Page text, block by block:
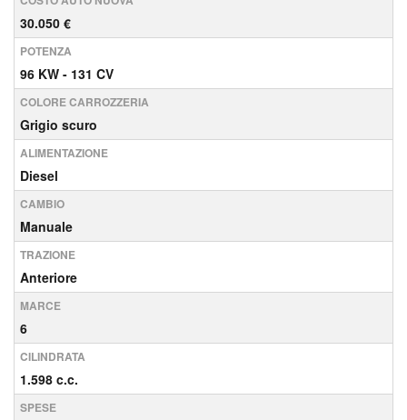
30.050 €
POTENZA
96 KW - 131 CV
COLORE CARROZZERIA
Grigio scuro
ALIMENTAZIONE
Diesel
CAMBIO
Manuale
TRAZIONE
Anteriore
MARCE
6
CILINDRATA
1.598 c.c.
SPESE